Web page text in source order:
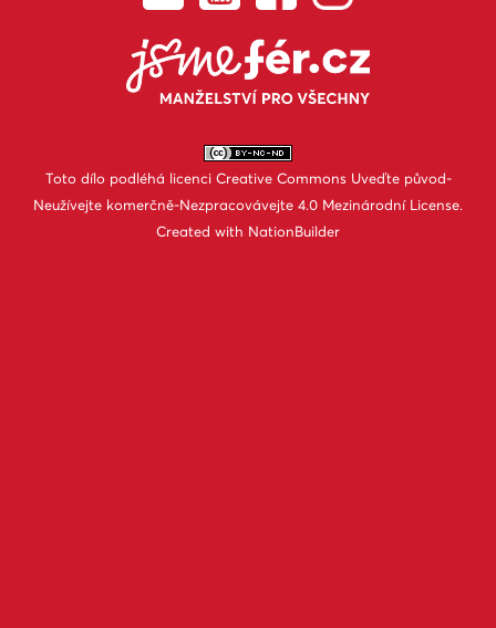
Toto dílo podléhá licenci Creative Commons Uveďte původ-
Neužívejte komerčně-Nezpracovávejte 4.0 Mezinárodní License.
Created with NationBuilder